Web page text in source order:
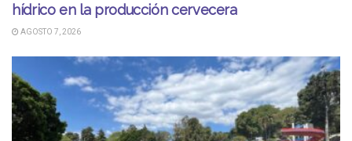
hídrico en la producción cervecera
AGOSTO 7, 2026